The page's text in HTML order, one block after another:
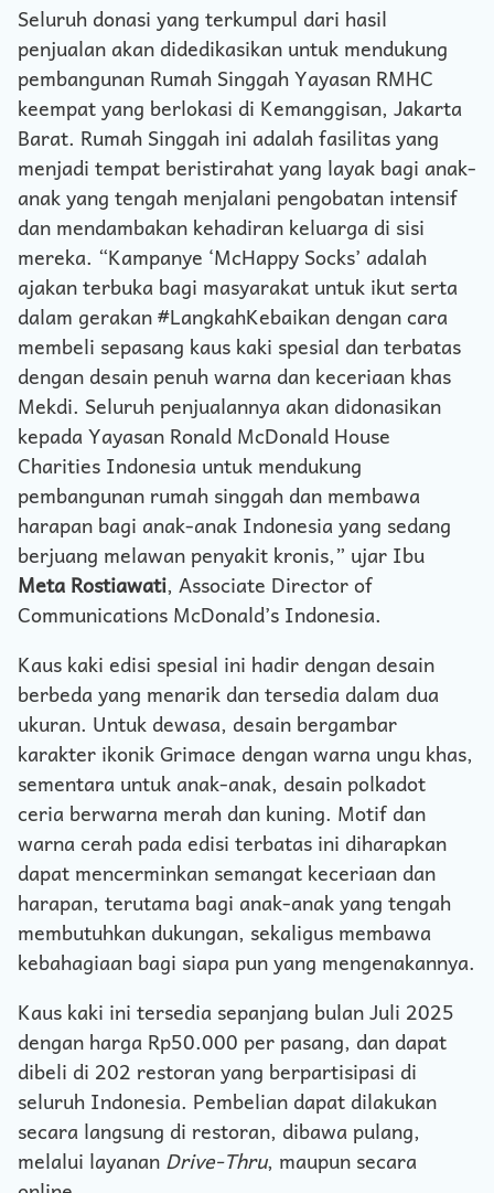
Seluruh donasi yang terkumpul dari hasil
penjualan akan didedikasikan untuk mendukung
pembangunan Rumah Singgah Yayasan RMHC
keempat yang berlokasi di Kemanggisan, Jakarta
Barat. Rumah Singgah ini adalah fasilitas yang
menjadi tempat beristirahat yang layak bagi anak-
anak yang tengah menjalani pengobatan intensif
dan mendambakan kehadiran keluarga di sisi
mereka. “Kampanye ‘McHappy Socks’ adalah
ajakan terbuka bagi masyarakat untuk ikut serta
dalam gerakan #LangkahKebaikan dengan cara
membeli sepasang kaus kaki spesial dan terbatas
dengan desain penuh warna dan keceriaan khas
Mekdi. Seluruh penjualannya akan didonasikan
kepada Yayasan Ronald McDonald House
Charities Indonesia untuk mendukung
pembangunan rumah singgah dan membawa
harapan bagi anak-anak Indonesia yang sedang
berjuang melawan penyakit kronis,” ujar Ibu
Meta Rostiawati, Associate Director of
Communications McDonald’s Indonesia.
Kaus kaki edisi spesial ini hadir dengan desain
berbeda yang menarik dan tersedia dalam dua
ukuran. Untuk dewasa, desain bergambar
karakter ikonik Grimace dengan warna ungu khas,
sementara untuk anak-anak, desain polkadot
ceria berwarna merah dan kuning. Motif dan
warna cerah pada edisi terbatas ini diharapkan
dapat mencerminkan semangat keceriaan dan
harapan, terutama bagi anak-anak yang tengah
membutuhkan dukungan, sekaligus membawa
kebahagiaan bagi siapa pun yang mengenakannya.
Kaus kaki ini tersedia sepanjang bulan Juli 2025
dengan harga Rp50.000 per pasang, dan dapat
dibeli di 202 restoran yang berpartisipasi di
seluruh Indonesia. Pembelian dapat dilakukan
secara langsung di restoran, dibawa pulang,
melalui layanan Drive-Thru, maupun secara